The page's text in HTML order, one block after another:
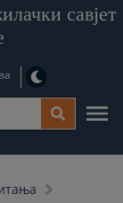
савјет